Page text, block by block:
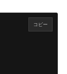
コピー